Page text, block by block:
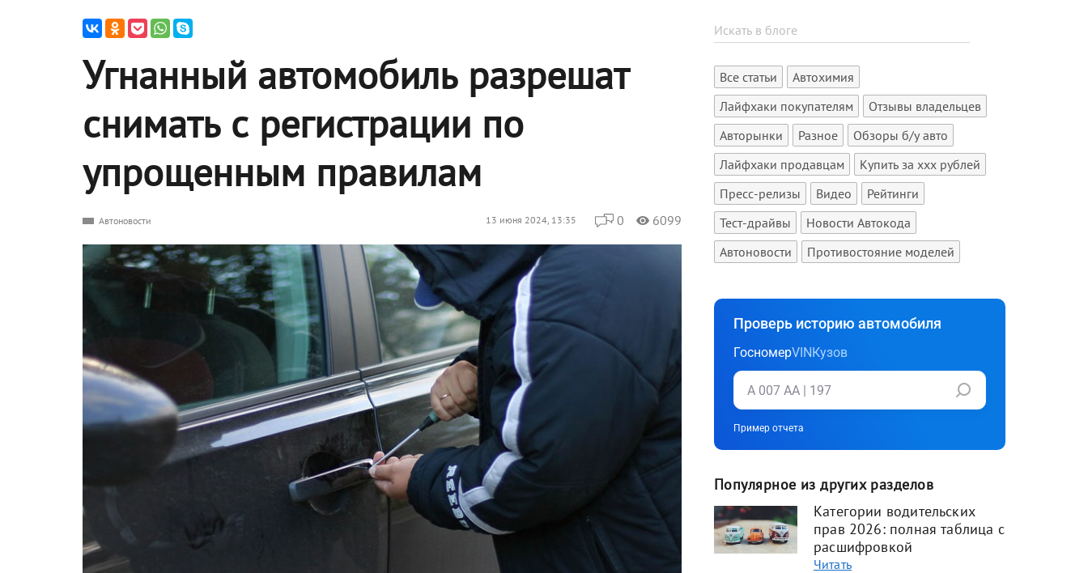
Угнанный автомобиль разрешат
снимать с регистрации по
упрощенным правилам
Автоновости 13 июня 2024, 13:35 0 6099
Все статьи
Автохимия
Лайфхаки покупателям
Отзывы владельцев
Авторынки
Разное
Обзоры б/у авто
Лайфхаки продавцам
Купить за xxx рублей
Пресс-релизы
Видео
Рейтинги
Тест-драйвы
Новости Автокода
Автоновости
Противостояние моделей
Проверь историю автомобиля
ГосномерVINКузов
Пример отчета
Популярное из других разделов
Категории водительских
прав 2026: полная таблица с
расшифровкой
Читать